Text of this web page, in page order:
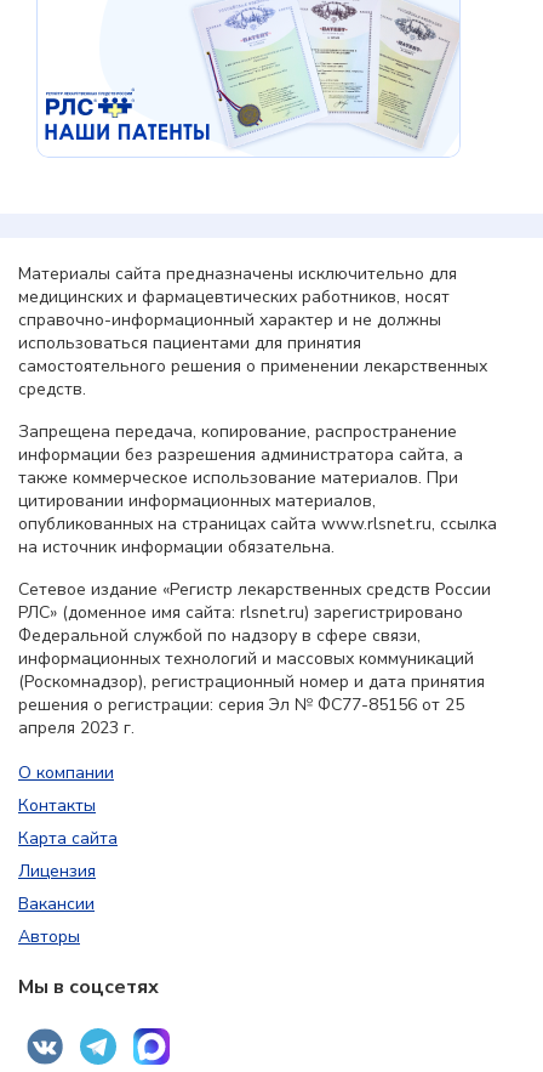
Материалы сайта предназначены исключительно для
медицинских и фармацевтических работников, носят
справочно-информационный характер и не должны
использоваться пациентами для принятия
самостоятельного решения о применении лекарственных
средств.
Запрещена передача, копирование, распространение
информации без разрешения администратора сайта, а
также коммерческое использование материалов. При
цитировании информационных материалов,
опубликованных на страницах сайта www.rlsnet.ru, ссылка
на источник информации обязательна.
Сетевое издание «Регистр лекарственных средств России
РЛС» (доменное имя сайта: rlsnet.ru) зарегистрировано
Федеральной службой по надзору в сфере связи,
информационных технологий и массовых коммуникаций
(Роскомнадзор), регистрационный номер и дата принятия
решения о регистрации: серия Эл № ФС77-85156 от 25
апреля 2023 г.
О компании
Контакты
Карта сайта
Лицензия
Вакансии
Авторы
Мы в соцсетях